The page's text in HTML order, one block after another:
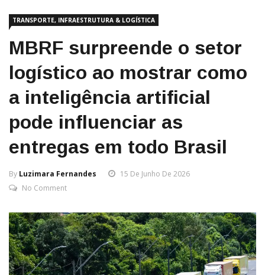
TRANSPORTE, INFRAESTRUTURA & LOGÍSTICA
MBRF surpreende o setor
logístico ao mostrar como
a inteligência artificial
pode influenciar as
entregas em todo Brasil
By Luzimara Fernandes
15 De Junho De 2026
No Comment